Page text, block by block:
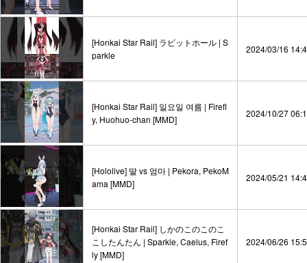
[Honkai Star Rail] ラビットホール | S
parkle
2024/03/16
[Honkai Star Rail] 일요일 여름 | Firefl
y, Huohuo-chan [MMD]
2024/10/27
[Hololive] 딸 vs 엄마 | Pekora, PekoM
ama [MMD]
2024/05/21
[Honkai Star Rail] しかのこのこのこ
こしたんたん | Sparkle, Caelus, Firef
ly [MMD]
2024/06/26